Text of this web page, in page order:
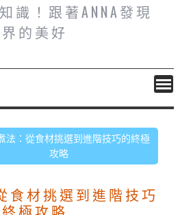
識！跟著ANNA發現
的美好
法：從食材挑選到進階技巧的終極
攻略
食材挑選到進階技巧
極攻略